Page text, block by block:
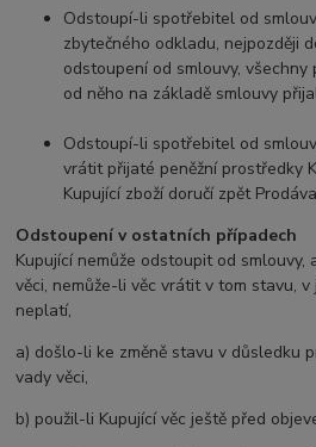
Odstoupí-li spotřebitel od
zbytečného odkladu, nejpozději
odstoupení od smlouvy, všechny
od něho na základě smlouvy
Odstoupí-li spotřebitel od
vrátit přijaté peněžní prostředky
Kupující zboží doručí zpět
Odstoupení v ostatních případech
Kupující nemůže odstoupit od smlouvy,
věci, nemůže-li věc vrátit v tom stavu, v
neplatí,
a) došlo-li ke změně stavu v důsledku
vady věci,
b) použil-li Kupující věc ještě před